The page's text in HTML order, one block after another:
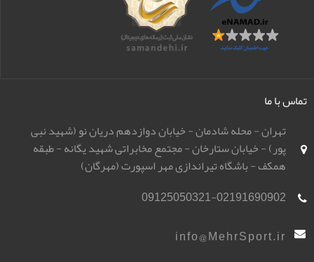
تماس با ما
تهران - محله شادمان - خیابان دوازدهم دریان نو (شهید نبی
پور) - خیابان ستارخان - مجتمع مخابراتی شهید یگانه - طبقه
همکف - باشگاه تیراندازی مهر اسپورت (مهرگان)
09125050321-02191690902
info@MehrSport.ir